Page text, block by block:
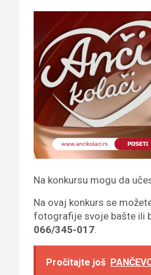
Na konkursu mogu da
Na ovaj konkurs se
fotografije svoje bašte ili
066/345-017.
Pročitajte još